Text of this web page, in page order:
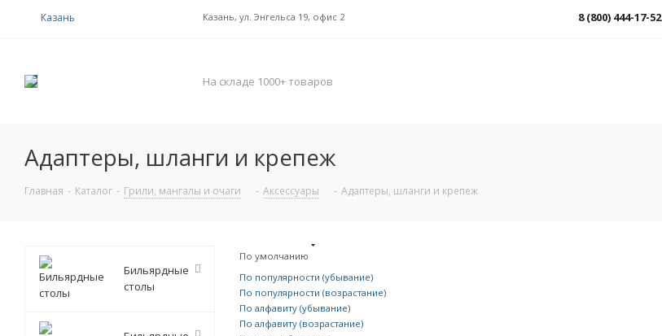
Казань Казань, ул. Энгельса 19, офис 2 8 (800) 444-17-52
На складе 1000+ товаров
Адаптеры, шланги и крепеж
Главная - Каталог - Грили, мангалы и очаги - Аксессуары - Адаптеры, шланги и крепеж
По умолчанию
По популярности (убывание)
По популярности (возрастание)
По алфавиту (убывание)
По алфавиту (возрастание)
Бильярдные
столы